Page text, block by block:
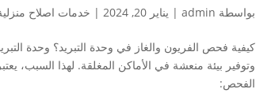
بواسطة admin
| يناير 20, 2024 | خدمات اصلاح
كيفية فحص الفريون والغاز في وحدة التبريد؟ وحدة
وتوفير بيئة منعشة في الأماكن المغلقة. لهذا السبب،
الفحص: